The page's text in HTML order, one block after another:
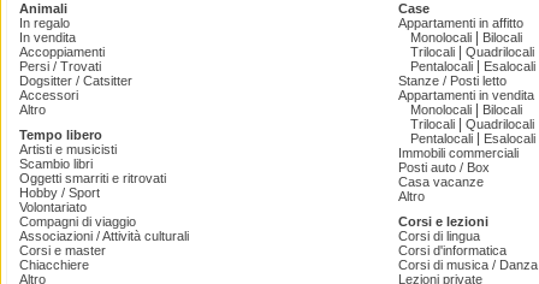
Animali
In regalo
In vendita
Accoppiamenti
Persi / Trovati
Dogsitter / Catsitter
Accessori
Altro
Tempo libero
Artisti e musicisti
Scambio libri
Oggetti smarriti e ritrovati
Hobby / Sport
Volontariato
Compagni di viaggio
Associazioni / Attività culturali
Corsi e master
Chiacchiere
Altro
Case
Appartamenti in affitto
Monolocali
Bilocali
Trilocali
Quadrilocali
Pentalocali
Esalocali
Stanze / Posti letto
Appartamenti in vendita
Monolocali
Bilocali
Trilocali
Quadrilocali
Pentalocali
Esalocali
Immobili commerciali
Posti auto / Box
Casa vacanze
Altro
Corsi e lezioni
Corsi di lingua
Corsi d'informatica
Corsi di musica /
Lezioni private